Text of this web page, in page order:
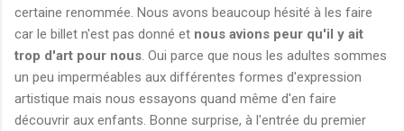
certaine renommée. Nous avons beaucoup hésité à les faire
car le billet n'est pas donné et nous avions peur qu'il y ait
trop d'art pour nous . Oui parce que nous les adultes sommes
un peu imperméables aux différentes formes d'expression
artistique mais nous essayons quand même d'en faire
découvrir aux enfants. Bonne surprise, à l'entrée du premier